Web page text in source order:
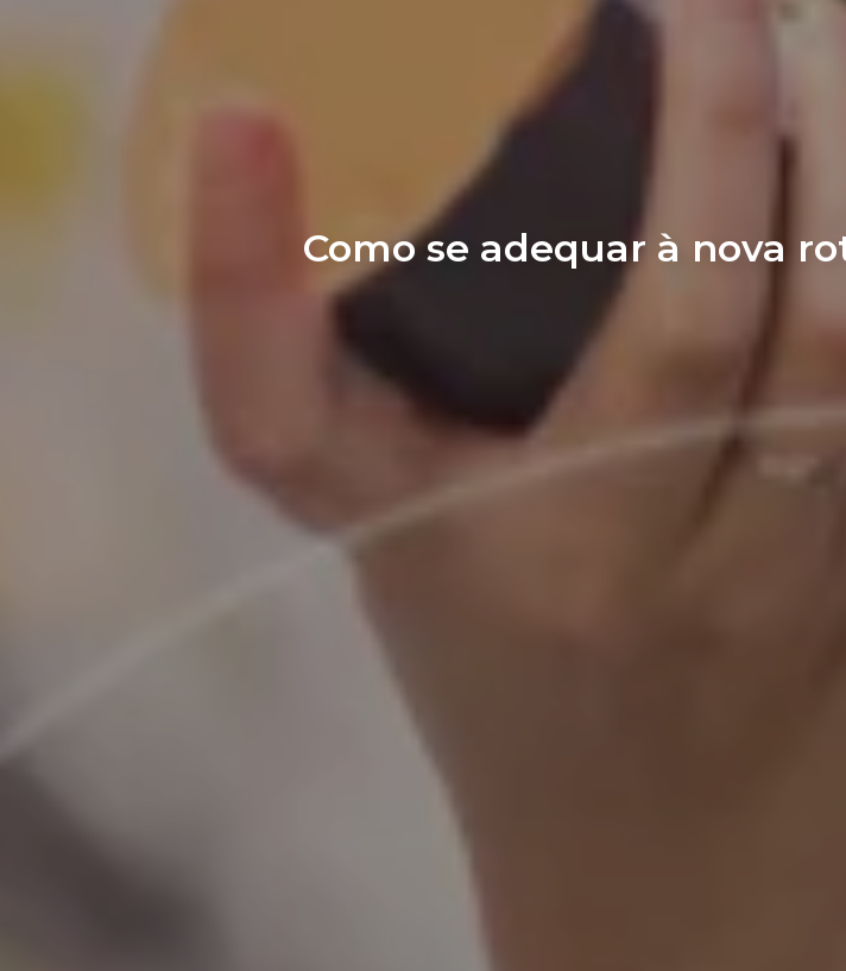
Como se adequar à nova